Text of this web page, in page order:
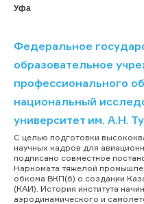
Уфа
Федеральное
образовательное
профессионального
национальный
университет им. А.Н.
С целью подготовки
научных кадров для
подписано совместное
Наркомата тяжелой
обкома ВКП(б) о создании
(КАИ). История института
аэродинамического и